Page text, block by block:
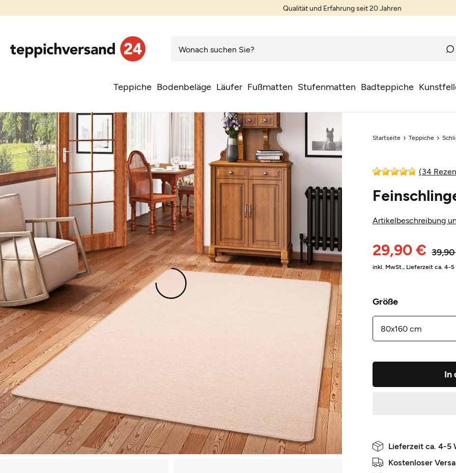
Qualität und Erfahrung seit 20 Jahren
Teppiche Bodenbeläge Läufer Fußmatten Stufenmatten Badteppiche
Startseite Teppiche
(34
Artikelbeschreibung
29,90 €
inkl. MwSt., Lieferzeit ca. 4-5
Größe
In
Lieferzeit ca. 4-5
Kostenloser